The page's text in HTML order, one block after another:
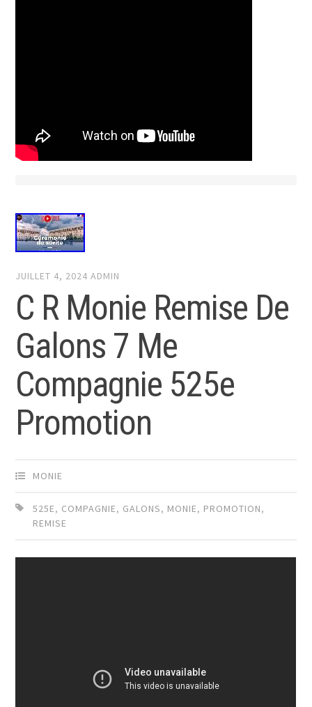
JUILLET 4, 2024 ADMIN
C R Monie Remise De
Galons 7 Me
Compagnie 525e
Promotion
MONIE
525E, COMPAGNIE, GALONS, MONIE, PROMOTION,
REMISE